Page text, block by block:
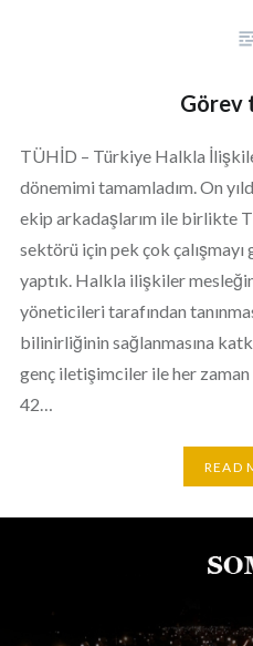
Görev
TÜHİD – Türkiye Halkla
dönemimi tamamladım. On
ekip arkadaşlarım ile birlikte
sektörü için pek çok
yaptık. Halkla ilişkiler
yöneticileri tarafından
bilinirliğinin sağlanmasına
genç iletişimciler ile her
42…
READ